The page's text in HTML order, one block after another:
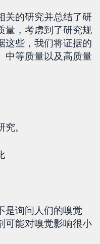
关的研究并总结了研
量，考虑到了研究规
这些，我们将证据的
中等质量以及高质量
。
是询问人们的嗅觉
可能对嗅觉影响很小